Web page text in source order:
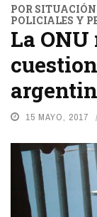
POR
POLICIALES Y
La
15 MAYO, 2017